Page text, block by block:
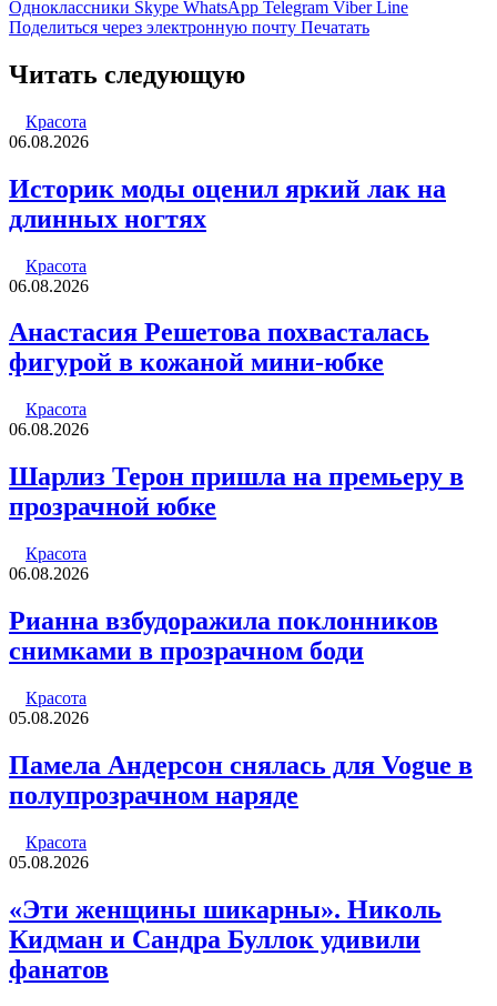
Одноклассники Skype WhatsApp Telegram Viber Line
Поделиться через электронную почту Печатать
Читать следующую
Красота
06.08.2026
Историк моды оценил яркий лак на
длинных ногтях
Красота
06.08.2026
Анастасия Решетова похвасталась
фигурой в кожаной мини-юбке
Красота
06.08.2026
Шарлиз Терон пришла на премьеру в
прозрачной юбке
Красота
06.08.2026
Рианна взбудоражила поклонников
снимками в прозрачном боди
Красота
05.08.2026
Памела Андерсон снялась для Vogue в
полупрозрачном наряде
Красота
05.08.2026
«Эти женщины шикарны». Николь
Кидман и Сандра Буллок удивили
фанатов